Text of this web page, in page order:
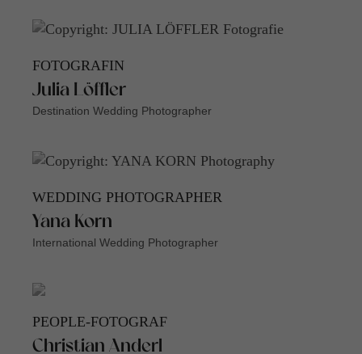
FOTOGRAFIN
Julia Löffler
Destination Wedding Photographer
WEDDING PHOTOGRAPHER
Yana Korn
International Wedding Photographer
PEOPLE-FOTOGRAF
Christian Anderl